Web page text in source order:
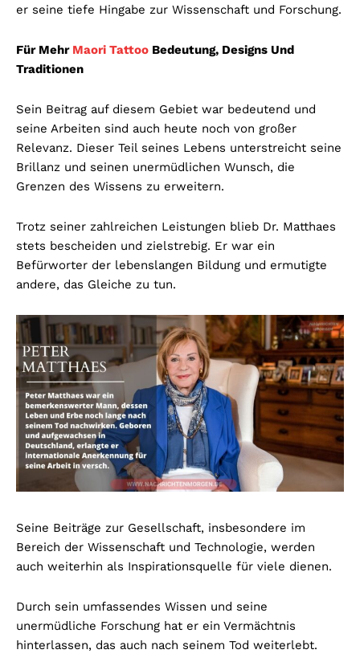
er seine tiefe Hingabe zur Wissenschaft und Forschung.
Für Mehr Maori Tattoo Bedeutung, Designs Und
Traditionen
Sein Beitrag auf diesem Gebiet war bedeutend und
seine Arbeiten sind auch heute noch von großer
Relevanz. Dieser Teil seines Lebens unterstreicht seine
Brillanz und seinen unermüdlichen Wunsch, die
Grenzen des Wissens zu erweitern.
Trotz seiner zahlreichen Leistungen blieb Dr. Matthaes
stets bescheiden und zielstrebig. Er war ein
Befürworter der lebenslangen Bildung und ermutigte
andere, das Gleiche zu tun.
Seine Beiträge zur Gesellschaft, insbesondere im
Bereich der Wissenschaft und Technologie, werden
auch weiterhin als Inspirationsquelle für viele dienen.
Durch sein umfassendes Wissen und seine
unermüdliche Forschung hat er ein Vermächtnis
hinterlassen, das auch nach seinem Tod weiterlebt.